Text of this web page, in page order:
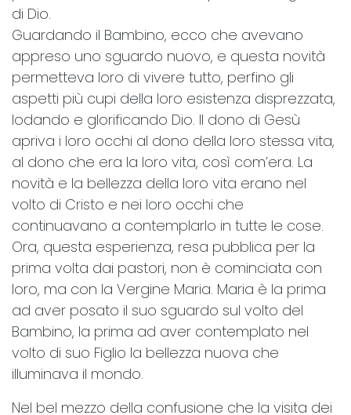
di Dio.
Guardando il Bambino, ecco che avevano
appreso uno sguardo nuovo, e questa novità
permetteva loro di vivere tutto, perfino gli
aspetti più cupi della loro esistenza disprezzata,
lodando e glorificando Dio. Il dono di Gesù
apriva i loro occhi al dono della loro stessa vita,
al dono che era la loro vita, così com’era. La
novità e la bellezza della loro vita erano nel
volto di Cristo e nei loro occhi che
continuavano a contemplarlo in tutte le cose.
Ora, questa esperienza, resa pubblica per la
prima volta dai pastori, non è cominciata con
loro, ma con la Vergine Maria. Maria è la prima
ad aver posato il suo sguardo sul volto del
Bambino, la prima ad aver contemplato nel
volto di suo Figlio la bellezza nuova che
illuminava il mondo.
Nel bel mezzo della confusione che la visita dei